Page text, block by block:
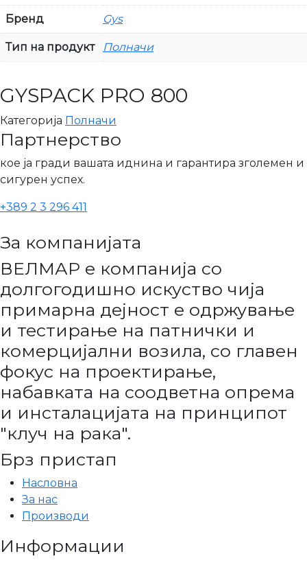
Бренд Gys
Тип на продукт Полначи
GYSPACK PRO 800
Категорија Полначи
Партнерство
кое ја гради вашата иднина и гарантира зголемен и
сигурен успех.
+389 2 3 296 411
За компанијата
ВЕЛМАР е компанија со
долгогодишно искуство чија
примарна дејност е одржување
и тестирање на патнички и
комерцијални возила, со главен
фокус на проектирање,
набавката на соодветна опрема
и инсталацијата на принципот
"клуч на рака".
Брз пристап
Насловна
За нас
Производи
Информации